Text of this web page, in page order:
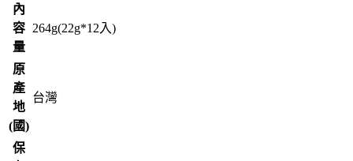
內
容
量
264g(22g*12入)
原
產
地
(國)
台灣
保